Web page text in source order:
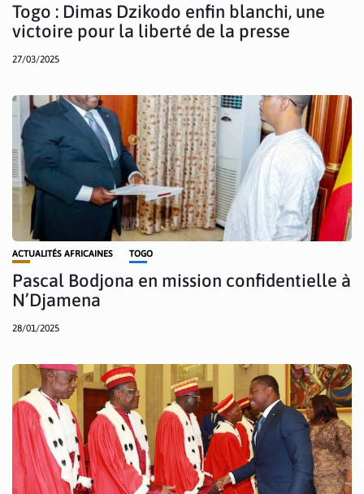
Togo : Dimas Dzikodo enfin blanchi, une
victoire pour la liberté de la presse
27/03/2025
ACTUALITÉS AFRICAINES TOGO
Pascal Bodjona en mission confidentielle à
N’Djamena
28/01/2025